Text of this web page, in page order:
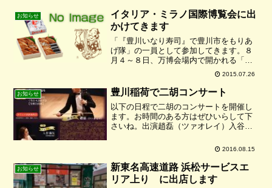
お知らせ
イタリア・ミラノ国際博覧会に出
かけてきます
「『豊川いなり寿司』で豊川市をもりあ
げ隊」の一員として参加してきます。８
月４～８日、万博会場内で開かれる「あ
いち・なごやフェアｉｎミラノ」に参加
させていただき、５、６日の午後３時半
から３０分間、豊川市の観光ＰＲを行う
とともに、豊川いなり寿司...
2015.07.26
お知らせ 豊川稲荷で二胡コンサート
以下の日程で二胡のコンサートを開催し
ます。お時間のある方はぜひいらして下
さいね。出演趙磊（ツァオレイ）入谷麻
（日） １５：００開演 （１４：３０開
円 当日 4,5...
2016.08.15
お知らせ
新東名高速道路 浜松サービスエ
リア上り に出店します